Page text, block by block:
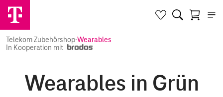
Telekom Zubehörshop·Wearables
In Kooperation mit
Wearables in Grün